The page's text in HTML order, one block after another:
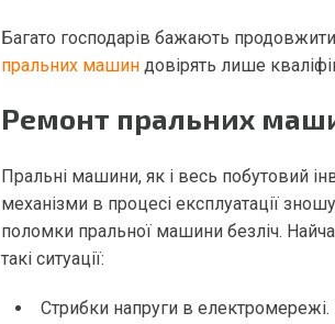
Багато господарів бажають
пральних машин довірять лише
Ремонт пральних
Пральні машини, як і весь побутовий
механізми в процесі експлуатації
поломки пральної машини безліч.
такі ситуації:
Стрибки напруги в